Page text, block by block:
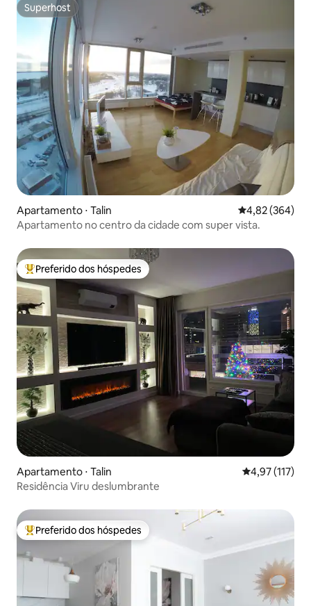
Superhost
Superhost
Apartamento ⋅ Talin 4,82 de uma
4,82 (364)
Apartamento no centro da cidade com super vista.
Entre os melhores preferidos dos hóspedes
Preferido dos hóspedes
Apartamento ⋅ Talin 4,97 de uma
4,97 (117)
Residência Viru deslumbrante
Entre os melhores preferidos dos hóspedes
Preferido dos hóspedes